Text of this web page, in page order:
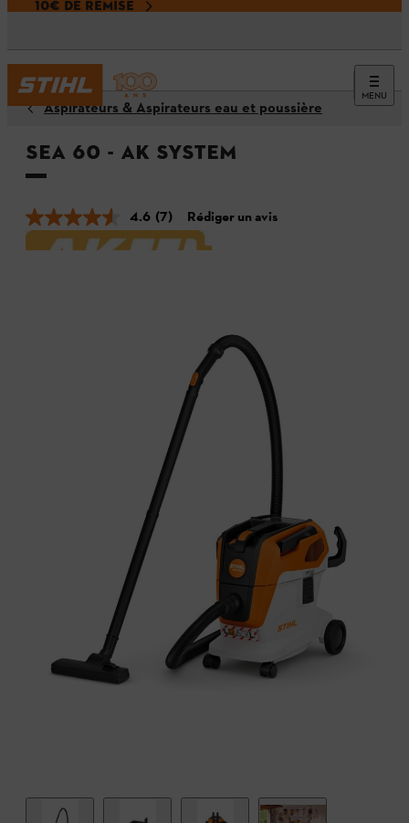
10€ DE REMISE
MENU
Aspirateurs & Aspirateurs eau et poussière
SEA 60 - AK SYSTEM
4.6 (7) Rédiger un avis